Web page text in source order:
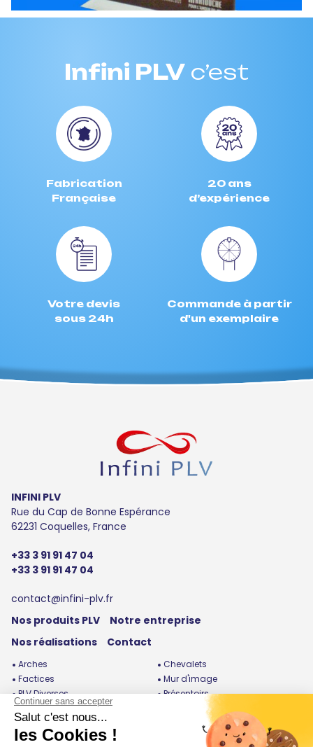
Infini PLV c’est
Fabrication
Française
20 ans
d’expérience
Votre devis
sous 24h
Commande à partir
d'un exemplaire
INFINI PLV
Rue du Cap de Bonne Espérance
62231 Coquelles, France
+33 3 91 91 47 04
+33 3 91 91 47 04
contact@infini-plv.fr
Nos produits PLV
Notre entreprise
Nos réalisations
Contact
Arches
Chevalets
Factices
Mur d'image
PLV Diverses
Présentoirs
Roues de la fortune
Silhouettes
Stands / Bornes
Totems / Enrouleurs
Urnes / Cubes / Boites /